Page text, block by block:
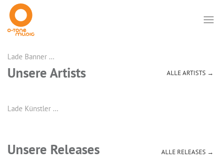
Lade Banner …
Unsere Artists ALLE ARTISTS →
Lade Künstler …
Unsere Releases ALLE RELEASES →